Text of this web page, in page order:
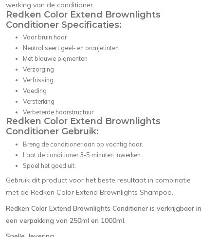
werking van de conditioner.
Redken Color Extend Brownlights
Conditioner Specificaties:
Voor bruin haar
Neutraliseert geel- en oranjetinten
Met blauwe pigmenten
Verzorging
Verfrissing
Voeding
Versterking
Verbeterde haarstructuur
Redken Color Extend Brownlights
Conditioner Gebruik:
Breng de conditioner aan op vochtig haar.
Laat de conditioner 3-5 minuten inwerken.
Spoel het goed uit.
Gebruik dit product voor het beste resultaat in combinatie
met de Redken Color Extend Brownlights Shampoo.
Redken Color Extend Brownlights Conditioner is verkrijgbaar in
een verpakking van 250ml en 1000ml.